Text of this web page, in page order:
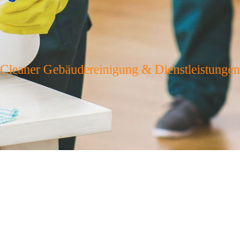
Gebäudereinigung & Dienstleistungen